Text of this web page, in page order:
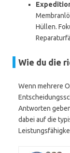
Hüllen.
Wie du die
Wenn mehrere
Antworten
dabei auf die